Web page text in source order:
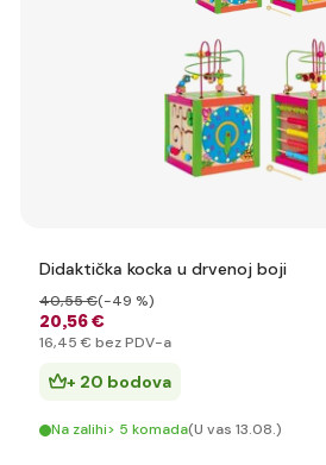
Didaktička kocka u drvenoj boji
20,56 €
40,55 €(-49 %)
16,45 € bez PDV-a
+ 20 bodova
Na zalihi> 5 komada(U vas 13.08.)